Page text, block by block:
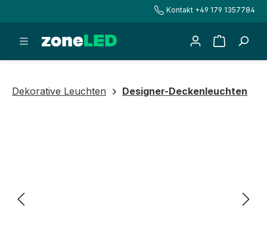
Kontakt +49 179 1357784
Dekorative Leuchten Designer-Deckenleuchten